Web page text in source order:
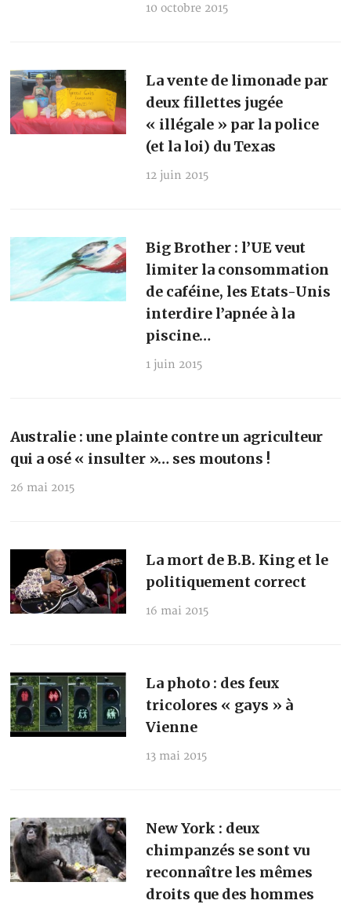
10 octobre 2015
La vente de limonade par
deux fillettes jugée
« illégale » par la police
(et la loi) du Texas
12 juin 2015
Big Brother : l’UE veut
limiter la consommation
de caféine, les Etats-Unis
interdire l’apnée à la
piscine…
1 juin 2015
Australie : une plainte contre un agriculteur
qui a osé « insulter »… ses moutons !
26 mai 2015
La mort de B.B. King et le
politiquement correct
16 mai 2015
La photo : des feux
tricolores « gays » à
Vienne
13 mai 2015
New York : deux
chimpanzés se sont vu
reconnaître les mêmes
droits que des hommes